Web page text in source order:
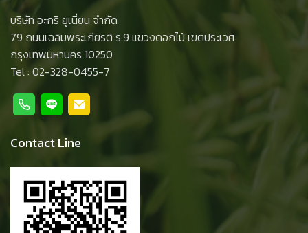
บริษัท อะกริ ยูเนี่ยน จำกัด
79 ถนนเฉลิมพระเกียรติ ร.9 แขวงดอกไม้ เขตประเวศ
กรุงเทพมหานคร 10250
Tel :02-328-0455-7
Contact Line